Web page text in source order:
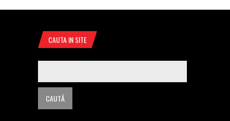
CAUTA IN SITE